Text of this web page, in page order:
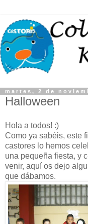
martes, 2 de
Halloween
Hola a todos! :)
Como ya sabéis, este
castores lo hemos
una pequeña fiesta, y
venir, aquí os dejo
que dábamos.